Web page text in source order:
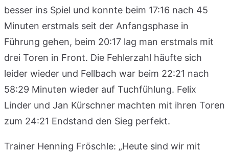
besser ins Spiel und konnte beim 17:16 nach 45
Minuten erstmals seit der Anfangsphase in
Führung gehen, beim 20:17 lag man erstmals mit
drei Toren in Front. Die Fehlerzahl häufte sich
leider wieder und Fellbach war beim 22:21 nach
58:29 Minuten wieder auf Tuchfühlung. Felix
Linder und Jan Kürschner machten mit ihren Toren
zum 24:21 Endstand den Sieg perfekt.
Trainer Henning Fröschle: „Heute sind wir mit